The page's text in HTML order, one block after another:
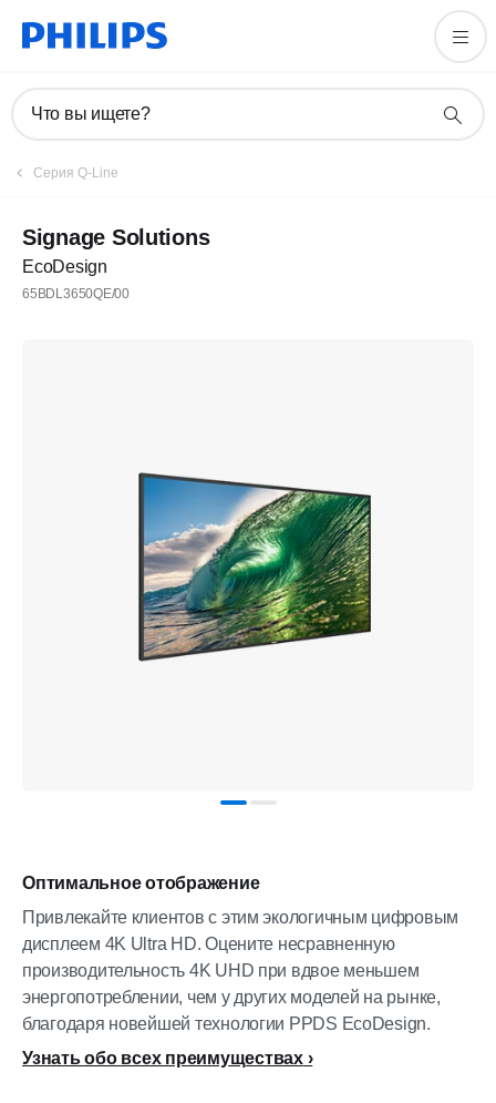
Что вы ищете?
Серия Q-Line
Signage Solutions
EcoDesign
65BDL3650QE/00
Оптимальное отображение
Привлекайте клиентов с этим экологичным цифровым
дисплеем 4K Ultra HD. Оцените несравненную
производительность 4K UHD при вдвое меньшем
энергопотреблении, чем у других моделей на рынке,
благодаря новейшей технологии PPDS EcoDesign.
Узнать обо всех преимуществах